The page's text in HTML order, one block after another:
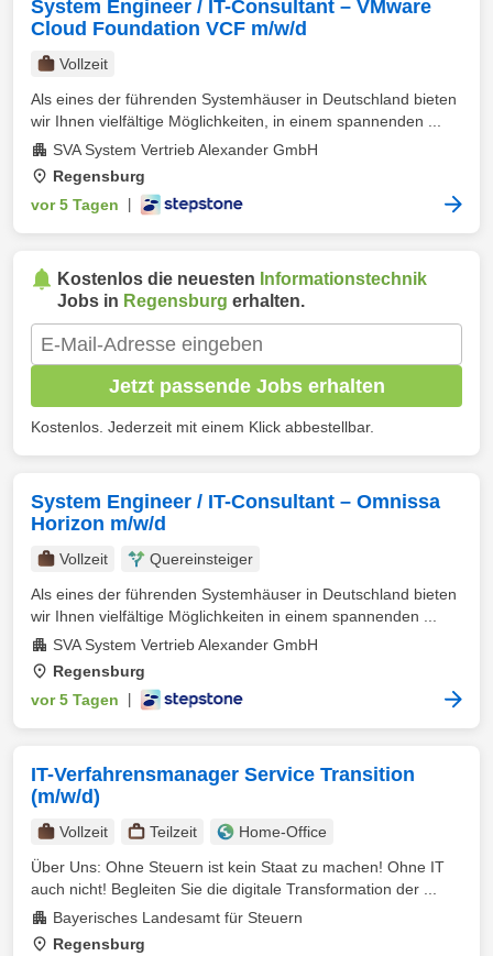
System Engineer / IT-Consultant – VMware
Cloud Foundation VCF m/w/d
Vollzeit
Als eines der führenden Systemhäuser in Deutschland bieten
wir Ihnen vielfältige Möglichkeiten, in einem spannenden ...
SVA System Vertrieb Alexander GmbH
Regensburg
vor 5 Tagen
Kostenlos die neuesten Informationstechnik
Jobs in Regensburg erhalten.
Jetzt passende Jobs erhalten
Kostenlos. Jederzeit mit einem Klick abbestellbar.
System Engineer / IT-Consultant – Omnissa
Horizon m/w/d
Vollzeit
Quereinsteiger
Als eines der führenden Systemhäuser in Deutschland bieten
wir Ihnen vielfältige Möglichkeiten in einem spannenden ...
SVA System Vertrieb Alexander GmbH
Regensburg
vor 5 Tagen
IT-Verfahrensmanager Service Transition
(m/w/d)
Vollzeit Teilzeit
Home-Office
Über Uns: Ohne Steuern ist kein Staat zu machen! Ohne IT
auch nicht! Begleiten Sie die digitale Transformation der ...
Bayerisches Landesamt für Steuern
Regensburg